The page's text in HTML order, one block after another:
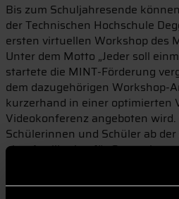
Bis zum Schuljahresende
der Technischen Hochschule
ersten virtuellen Workshop des
Unter dem Motto „Jeder soll
startete die MINT-Förderung
dem dazugehörigen Workshop-
kurzerhand in einer optimierten
Videokonferenz angeboten
Schülerinnen und Schüler ab
eine Applikation für
Angeleitet werden sie dabei
Hochschule.